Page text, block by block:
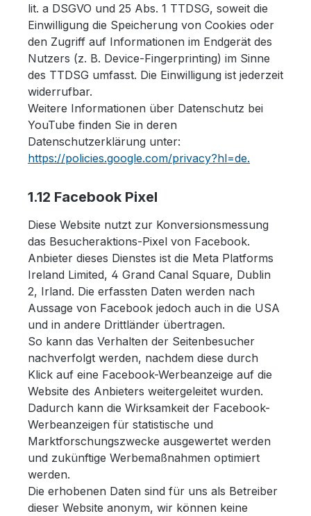
lit. a DSGVO und 25 Abs. 1 TTDSG, soweit die
Einwilligung die Speicherung von Cookies oder
den Zugriff auf Informationen im Endgerät des
Nutzers (z. B. Device-Fingerprinting) im Sinne
des TTDSG umfasst. Die Einwilligung ist jederzeit
widerrufbar.
Weitere Informationen über Datenschutz bei
YouTube finden Sie in deren
Datenschutzerklärung unter:
https://policies.google.com/privacy?hl=de.
1.12 Facebook Pixel
Diese Website nutzt zur Konversionsmessung
das Besucheraktions-Pixel von Facebook.
Anbieter dieses Dienstes ist die Meta Platforms
Ireland Limited, 4 Grand Canal Square, Dublin
2, Irland. Die erfassten Daten werden nach
Aussage von Facebook jedoch auch in die USA
und in andere Drittländer übertragen.
So kann das Verhalten der Seitenbesucher
nachverfolgt werden, nachdem diese durch
Klick auf eine Facebook-Werbeanzeige auf die
Website des Anbieters weitergeleitet wurden.
Dadurch kann die Wirksamkeit der Facebook-
Werbeanzeigen für statistische und
Marktforschungszwecke ausgewertet werden
und zukünftige Werbemaßnahmen optimiert
werden.
Die erhobenen Daten sind für uns als Betreiber
dieser Website anonym, wir können keine